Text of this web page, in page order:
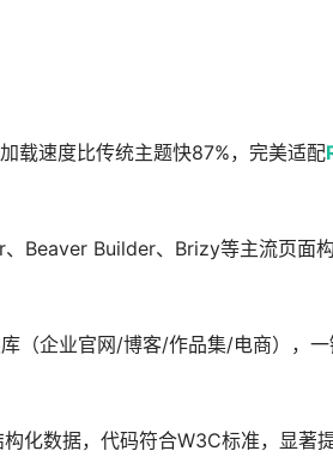
载速度比传统主题快87%，完美适配
Beaver Builder、Brizy等主流页面
（企业官网/博客/作品集/电商），
化数据，代码符合W3C标准，显著